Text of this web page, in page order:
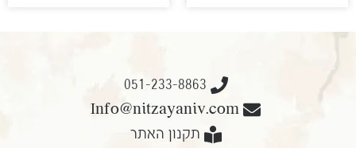
051-233-8863
Info@nitzayaniv.com
תקנון האתר